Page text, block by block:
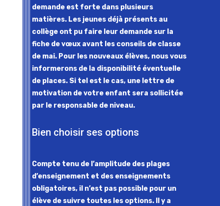
demande est forte dans plusieurs
matières. Les jeunes déjà présents au
collège ont pu faire leur demande sur la
fiche de vœux avant les conseils de classe
de mai. Pour les nouveaux élèves, nous vous
informerons de la disponibilité éventuelle
de places. Si tel est le cas, une lettre de
motivation de votre enfant sera sollicitée
par le responsable de niveau.
Bien choisir ses options
Compte tenu de l’amplitude des plages
d’enseignement et des enseignements
obligatoires, il n’est pas possible pour un
élève de suivre toutes les options. Il y a